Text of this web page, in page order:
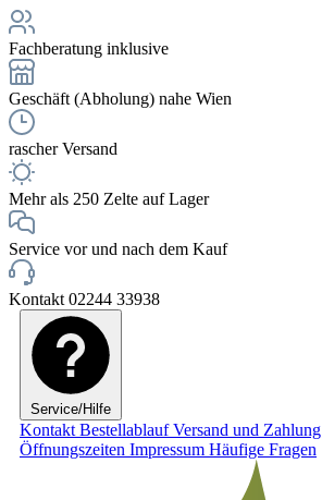
Fachberatung inklusive
Geschäft (Abholung) nahe Wien
rascher Versand
Mehr als 250 Zelte auf Lager
Service vor und nach dem Kauf
Kontakt 02244 33938
Service/Hilfe
Kontakt BestellablaufVersand und Zahlung
Öffnungszeiten Impressum Häufige Fragen